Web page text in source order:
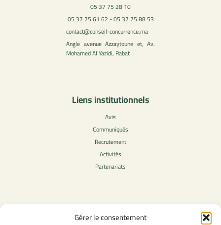
Gérer le consentement
05 37 75 28 10
05 37 75 61 62 - 05 37 75 88 53
contact@conseil-concurrence.ma
Angle avenue Azzaytoune et, Av.
Mohamed Al Yazidi, Rabat
Liens institutionnels
Avis
Communiqués
Recrutement
Activités
Partenariats
Contenu légale